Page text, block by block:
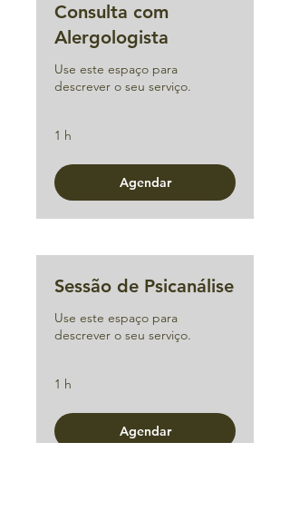
Consulta com
Alergologista
Use este espaço para
descrever o seu serviço.
1 h
Agendar
Sessão de Psicanálise
Use este espaço para
descrever o seu serviço.
1 h
Agendar